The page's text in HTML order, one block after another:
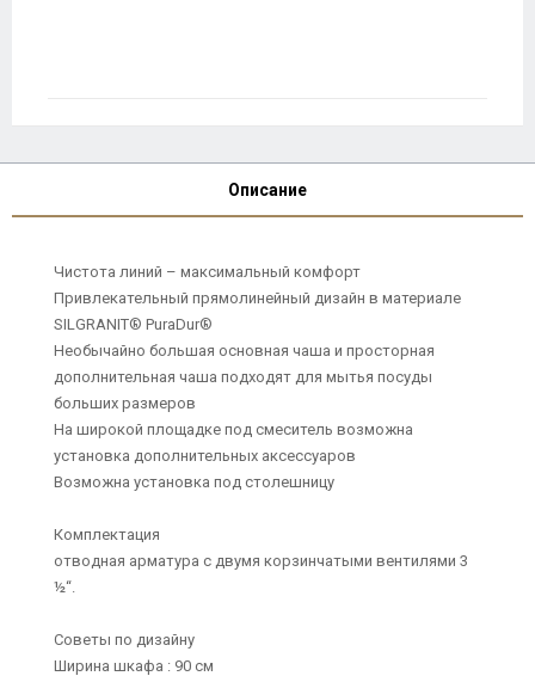
Описание
Чистота линий – максимальный комфорт
Привлекательный прямолинейный дизайн в материале
SILGRANIT® PuraDur®
Необычайно большая основная чаша и просторная
дополнительная чаша подходят для мытья посуды
больших размеров
На широкой площадке под смеситель возможна
установка дополнительных аксессуаров
Возможна установка под столешницу
Комплектация
отводная арматура с двумя корзинчатыми вентилями 3
½“.
Советы по дизайну
Ширина шкафа : 90 см